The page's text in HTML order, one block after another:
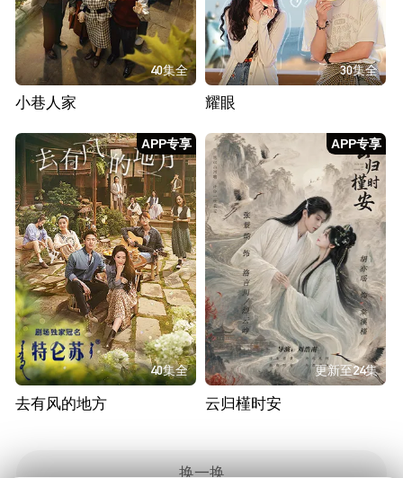
40集全
小巷人家
30集全
耀眼
APP专享
40集全
去有风的地方
APP专享
更新至24集
云归槿时安
换一换